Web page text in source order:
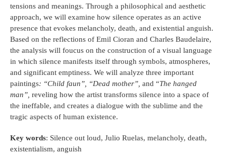
tensions and meanings. Through a philosophical and aesthetic
approach, we will examine how silence operates as an active
presence that evokes melancholy, death, and existential anguish.
Based on the reflections of Emil Cioran and Charles Baudelaire,
the analysis will foucus on the construction of a visual language
in which silence manifests itself through symbols, atmospheres,
and significant emptiness. We will analyze three important
paintings: “Child faun”, “Dead mother”, and “The hanged
man” reveling how the artist transforms silence into a space of
the ineffable, and creates a dialogue with the sublime and the
tragic aspects of human existence.
Key words: Silence out loud, Julio Ruelas, melancholy, death,
existentialism, anguish